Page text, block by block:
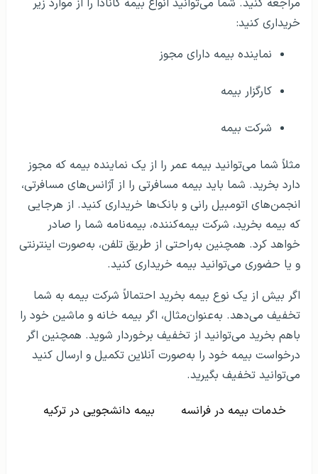
مراجعه کنید. شما می‌توانید انواع بیمه کانادا را از موارد زیر
خریداری کنید:
نماینده بیمه دارای مجوز
کارگزار بیمه
شرکت بیمه
مثلاً شما می‌توانید بیمه عمر را از یک نماینده بیمه که مجوز
دارد بخرید. شما باید بیمه مسافرتی را از آژانس‌های مسافرتی،
انجمن‌های اتومبیل رانی و بانک‌ها خریداری کنید. از هرجایی
که بیمه بخرید، شرکت بیمه‌کننده، بیمه‌نامه شما را صادر
خواهد کرد. همچنین به‌راحتی از طریق تلفن، به‌صورت اینترنتی
و یا حضوری می‌توانید بیمه خریداری کنید.
اگر بیش از یک نوع بیمه بخرید احتمالاً شرکت بیمه به شما
تخفیف می‌دهد. به‌عنوان‌مثال، اگر بیمه خانه و ماشین خود را
باهم بخرید می‌توانید از تخفیف برخوردار شوید. همچنین اگر
درخواست بیمه خود را به‌صورت آنلاین تکمیل و ارسال کنید
می‌توانید تخفیف بگیرید.
خدمات بیمه در فرانسه بیمه دانشجویی در ترکیه